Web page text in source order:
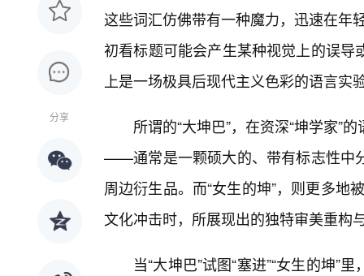
分享
这些词汇仿佛带有一种魔力，迅速在年
初看标题可能会产生某种视觉上的误
上是一场极具后现代主义色彩的语言实
所谓的“大坤巴”，在资深“坤学家”
——通常是一颗硕大的、带有标志性中
周边衍生品。而“女生的坤”，则更多地
文化冲击时，所展现出的独特审美重构
当“大坤巴”试图“塞进”“女生的坤”